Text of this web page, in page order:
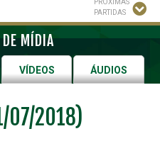
PRÓXIMAS
PARTIDAS
MÍDIA
VÍDEOS ÁUDIOS
07/2018)